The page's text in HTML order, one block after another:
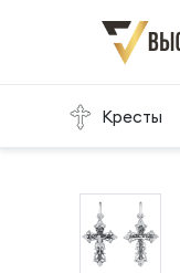
Кресты
Главная